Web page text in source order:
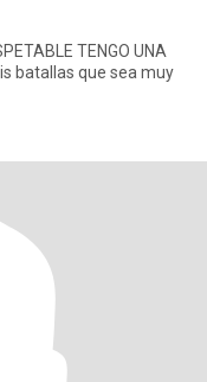
TENGO UNA
batallas que sea muy